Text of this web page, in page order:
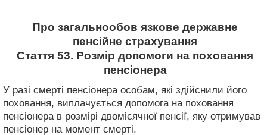
Про загальнообов язкове державне
пенсійне страхування
Стаття 53. Розмір допомоги на поховання
пенсіонера
У разі смерті пенсіонера особам, які здійснили його
поховання, виплачується допомога на поховання
пенсіонера в розмірі двомісячної пенсії, яку отримував
пенсіонер на момент смерті.